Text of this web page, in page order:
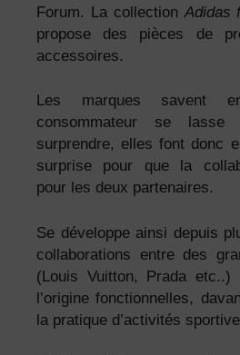
Forum. La collection Adidas
propose des pièces de
accessoires.
Les marques savent
consommateur se
surprendre, elles font donc
surprise pour que la
pour les deux partenaires.
Se développe ainsi depuis
collaborations entre des
(Louis Vuitton, Prada
l’origine fonctionnelles,
la pratique d’activités